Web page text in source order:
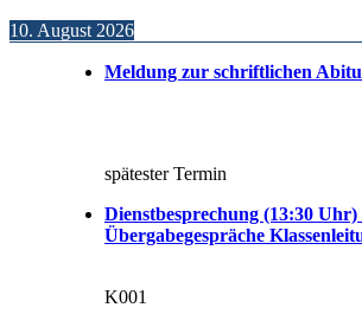
10. August 2026
Meldung zur schriftlichen
spätester Termin
Dienstbesprechung (13:30
Übergabegespräche
K001